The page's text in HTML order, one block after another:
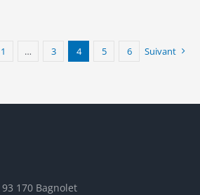
Les
du
1 … 3 4 5 6 Suivant
170 Bagnolet